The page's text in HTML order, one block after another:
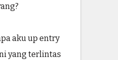
aku up entry
yang terlintas